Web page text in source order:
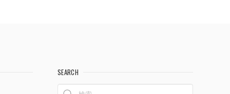
SEARCH